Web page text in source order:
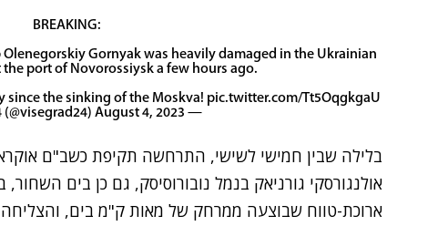
BREAKING:
Gornyak was heavily damaged in the Ukrainian
port of Novorossiysk a few hours ago.
since the sinking of the Moskva! pic.twitter.com/Tt5OqgkgaU
— Visegrád 24 (@visegrad24)
August 4, 2023
בלילה שבין חמישי לשישי, התרחשה תקיפת כשב"ם
אולנגורסקי גורניאק בנמל נובורוסיסק, גם כן בים
ארוכת-טווח שבוצעה ממרחק של מאות ק"מ בים,